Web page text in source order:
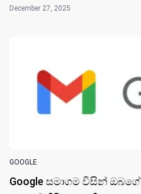
December 27, 2025
GOOGLE
Google සමාගම විසින්